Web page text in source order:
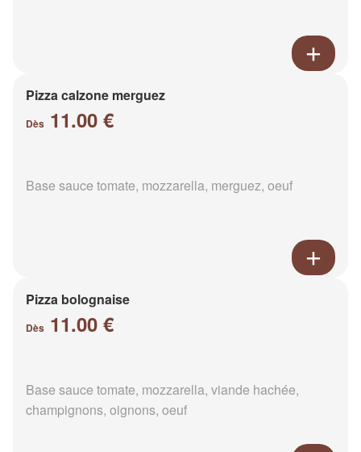
Pizza calzone merguez
Dès 11.00 €
Base sauce tomate, mozzarella, merguez, oeuf
Pizza bolognaise
Dès 11.00 €
Base sauce tomate, mozzarella, viande hachée,
champignons, oignons, oeuf